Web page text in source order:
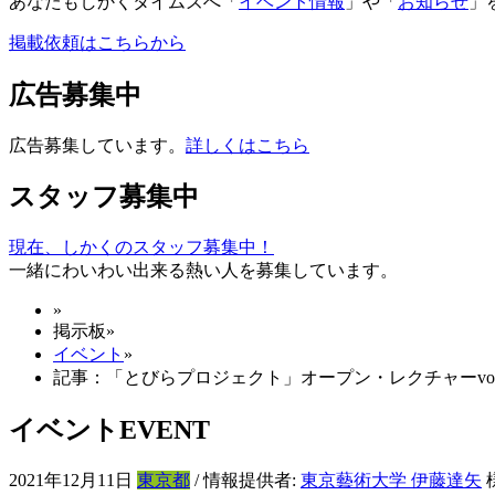
掲載依頼はこちらから
広告募集中
広告募集しています。 詳しくはこちら
スタッフ募集中
現在、しかくのスタッフ募集中！
一緒にわいわい出来る熱い人を募集しています。
»
掲示板»
イベント »
記事：「とびらプロジェクト」オープン・レクチャー
イベントEVENT
2021年12月11日 東京都 / 情報提供者: 東京藝術大学 伊藤達矢